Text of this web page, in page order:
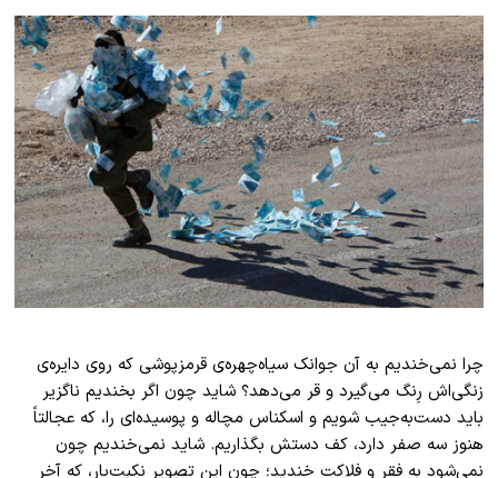
چرا نمی‌خندیم به آن جوانک سیاه‌چهره‌ی قرمزپوشی که روی دایره‌ی
زنگی‌اش رِنگ می‌گیرد و قر می‌دهد؟ شاید چون اگر بخندیم ناگزیر
باید دست‌به‌جیب شویم و اسکناس مچاله و پوسیده‌ای را، که عجالتاً
هنوز سه صفر دارد، کف دستش بگذاریم. شاید نمی‌خندیم چون
نمی‌شود به فقر و فلاکت خندید؛ چون این تصویر نکبت‌بار، که آخر